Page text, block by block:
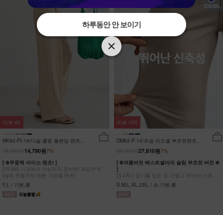
NK62-PI-16/디슬 쿨링 올밴딩 팬츠
7%
14,790원
[ ❄️무중력 아이스 팬츠! ]
[55-88] 나크에서 야심차게 준비한! 체감무게
0g에 주름까지 예쁜 크링클 팬츠!
F,L / 기본,롱
리뷰 43
DM62-P-10/르솜 리오셀 부츠컷팬츠
7%
27,810원
[ ❄️여름버전 베스트셀러의 슬림 부츠컷 버전 ❄️
]
[S-2XL] 공기를 입은 듯 가볍고 뛰어난 신축성
원단에 슬림함을 더한 부츠컷 팬츠!
S,M,L,XL,2XL / 숏,기본,롱
리뷰 100
하루동안 안 보이기
하루동안 안 보이기